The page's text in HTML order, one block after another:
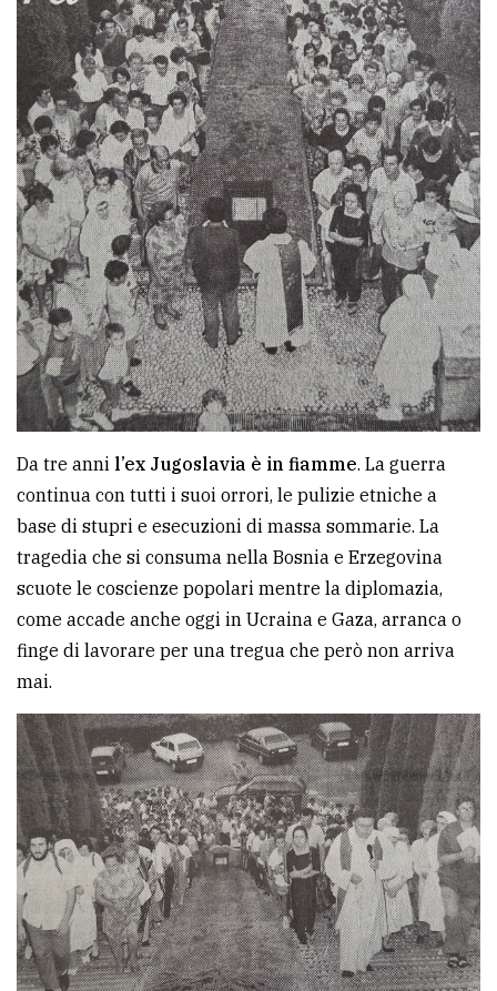
Da tre anni l’ex Jugoslavia è in fiamme. La guerra
continua con tutti i suoi orrori, le pulizie etniche a
base di stupri e esecuzioni di massa sommarie. La
tragedia che si consuma nella Bosnia e Erzegovina
scuote le coscienze popolari mentre la diplomazia,
come accade anche oggi in Ucraina e Gaza, arranca o
finge di lavorare per una tregua che però non arriva
mai.